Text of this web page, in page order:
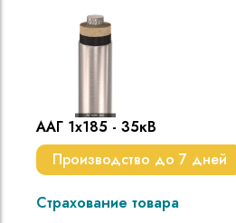
ААГ 1х185 - 35кВ
Производство до 7 дней
Страхование товара